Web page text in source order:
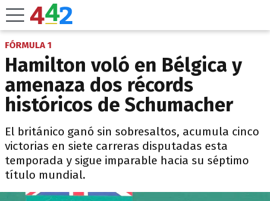
FÓRMULA 1
Hamilton voló en Bélgica y
amenaza dos récords
históricos de Schumacher
El británico ganó sin sobresaltos, acumula cinco
victorias en siete carreras disputadas esta
temporada y sigue imparable hacia su séptimo
título mundial.